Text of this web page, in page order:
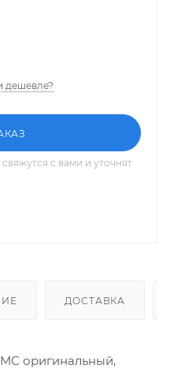
дешевле?
с вами и уточнят
ДОСТАВКА
оригинальный,